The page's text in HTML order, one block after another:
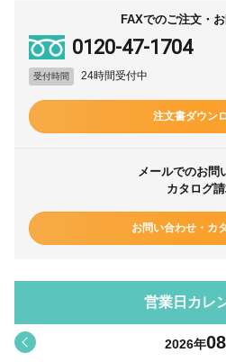
FAXでのご注文・
0120-47-1704
受付時間 24時間受付中
注文書ダウン
メールでのお問
カタログ
お問い合わせ・カ
営業日カレ
< 2026年08